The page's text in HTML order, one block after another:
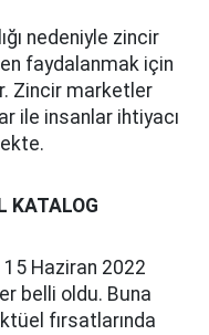
nedeniyle zincir
faydalanmak için
Zincir marketler
ile insanlar ihtiyacı
KATALOG
Haziran 2022
belli oldu. Buna
fırsatlarında